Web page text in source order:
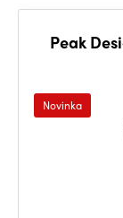
Peak
Novinka